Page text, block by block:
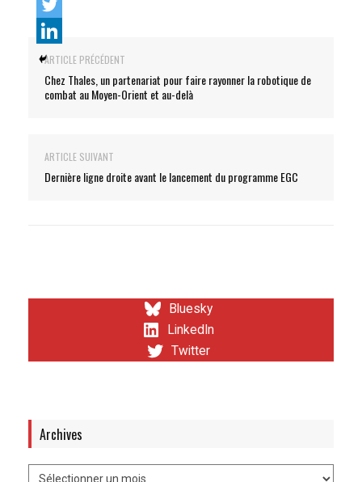
ARTICLE PRÉCÉDENT
Chez Thales, un partenariat pour faire rayonner la robotique de
combat au Moyen-Orient et au-delà
ARTICLE SUIVANT
Dernière ligne droite avant le lancement du programme EGC
Bluesky
LinkedIn
Twitter
Archives